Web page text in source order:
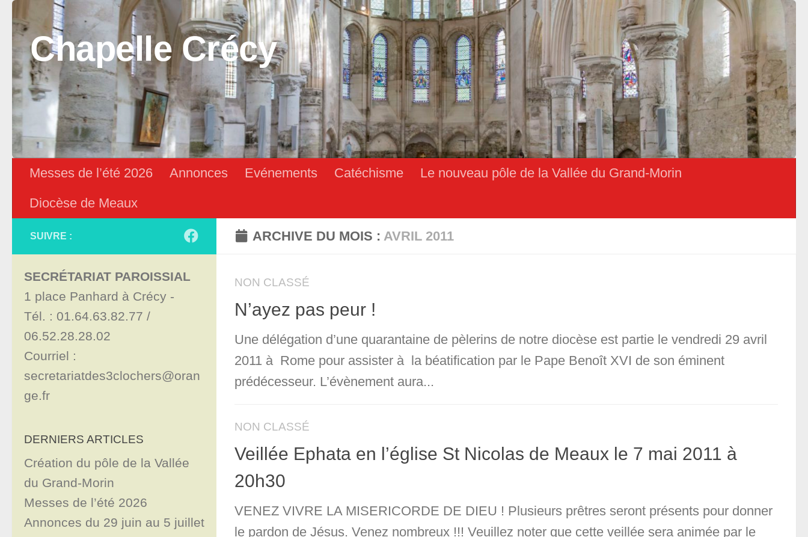
Skip to content
Chapelle Crécy
Messes de l’été 2026 Annonces Evénements Catéchisme
Le nouveau pôle de la Vallée du Grand-Morin
Diocèse de Meaux
ARCHIVE DU MOIS : AVRIL 2011
NON CLASSÉ
N’ayez pas peur !
Une délégation d’une quarantaine de pèlerins de notre diocèse est partie le vendredi 29 avril
2011 à Rome pour assister à la béatification par le Pape Benoît XVI de son éminent
prédécesseur. L’évènement aura...
NON CLASSÉ
Veillée Ephata en l’église St Nicolas de Meaux le 7 mai 2011 à
20h30
VENEZ VIVRE LA MISERICORDE DE DIEU ! Plusieurs prêtres seront présents pour donner
le pardon de Jésus. Venez nombreux !!! Veuillez noter que cette veillée sera animée par le
SUIVRE :
SECRÉTARIAT PAROISSIAL
1 place Panhard à Crécy -
Tél. : 01.64.63.82.77 /
06.52.28.28.02
Courriel :
secretariatdes3clochers@oran
ge.fr
DERNIERS ARTICLES
Création du pôle de la Vallée
du Grand-Morin
Messes de l’été 2026
Annonces du 29 juin au 5 juillet